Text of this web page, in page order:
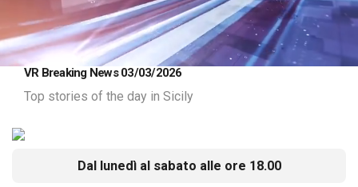
Loaded:
15.78%
VR Breaking News 03/03/2026
Top stories of the day in Sicily
Dal lunedì al sabato alle ore 18.00